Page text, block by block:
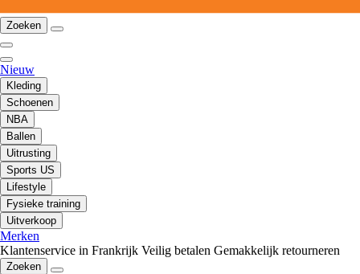
Zoeken
Nieuw
Kleding
Schoenen
NBA
Ballen
Uitrusting
Sports US
Lifestyle
Fysieke training
Uitverkoop
Merken
Klantenservice in Frankrijk Veilig betalen Gemakkelijk retourneren
Zoeken